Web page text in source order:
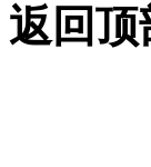
返回顶